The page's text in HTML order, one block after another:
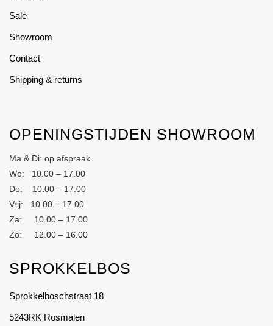
Sale
Showroom
Contact
Shipping & returns
OPENINGSTIJDEN SHOWROOM
Ma & Di: op afspraak
Wo: 10.00 – 17.00
Do: 10.00 – 17.00
Vrij: 10.00 – 17.00
Za: 10.00 – 17.00
Zo: 12.00 – 16.00
SPROKKELBOS
Sprokkelboschstraat 18
5243RK Rosmalen